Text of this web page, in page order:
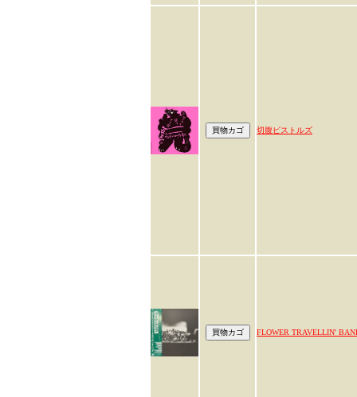
切腹ピストルズ
FLOWER TRAVELLIN'